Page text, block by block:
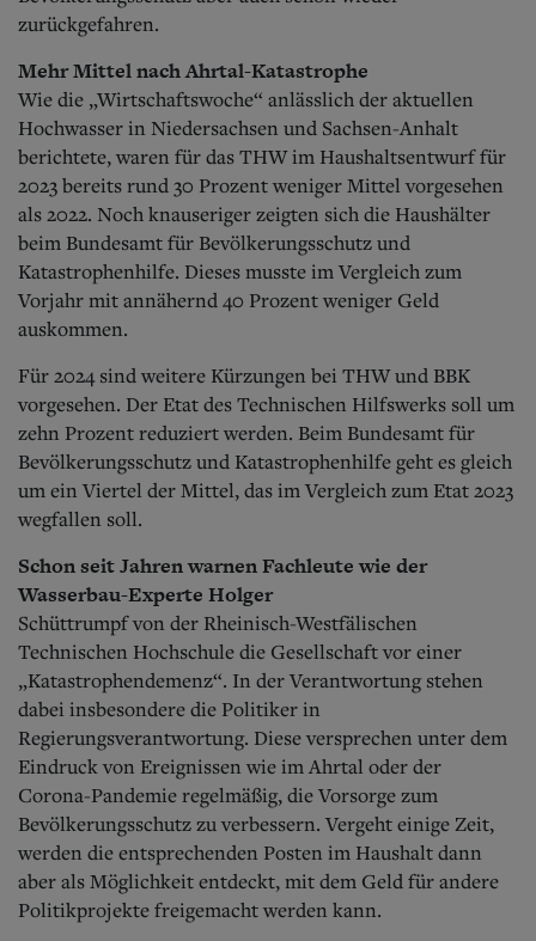
zurückgefahren.
Mehr Mittel nach Ahrtal-Katastrophe
Wie die „Wirtschaftswoche“ anlässlich der aktuellen
Hochwasser in Niedersachsen und Sachsen-Anhalt
berichtete, waren für das THW im Haushaltsentwurf für
2023 bereits rund 30 Prozent weniger Mittel vorgesehen
als 2022. Noch knauseriger zeigten sich die Haushälter
beim Bundesamt für Bevölkerungsschutz und
Katastrophenhilfe. Dieses musste im Vergleich zum
Vorjahr mit annähernd 40 Prozent weniger Geld
auskommen.
Für 2024 sind weitere Kürzungen bei THW und BBK
vorgesehen. Der Etat des Technischen Hilfswerks soll um
zehn Prozent reduziert werden. Beim Bundesamt für
Bevölkerungsschutz und Katastrophenhilfe geht es gleich
um ein Viertel der Mittel, das im Vergleich zum Etat 2023
wegfallen soll.
Schon seit Jahren warnen Fachleute wie der
Wasserbau-Experte Holger
Schüttrumpf von der Rheinisch-Westfälischen
Technischen Hochschule die Gesellschaft vor einer
„Katastrophendemenz“. In der Verantwortung stehen
dabei insbesondere die Politiker in
Regierungsverantwortung. Diese versprechen unter dem
Eindruck von Ereignissen wie im Ahrtal oder der
Corona-Pandemie regelmäßig, die Vorsorge zum
Bevölkerungsschutz zu verbessern. Vergeht einige Zeit,
werden die entsprechenden Posten im Haushalt dann
aber als Möglichkeit entdeckt, mit dem Geld für andere
Politikprojekte freigemacht werden kann.